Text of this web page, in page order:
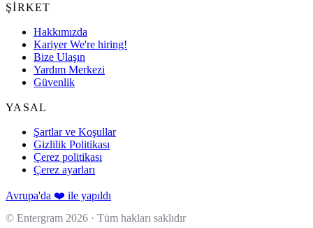
ŞIRKET
Hakkımızda
KariyerWe're hiring!
Bize Ulaşın
Yardım Merkezi
Güvenlik
YASAL
Şartlar ve Koşullar
Gizlilik Politikası
Çerez politikası
Çerez ayarları
Avrupa'da ❤️ ile yapıldı
© Entergram 2026 · Tüm hakları saklıdır